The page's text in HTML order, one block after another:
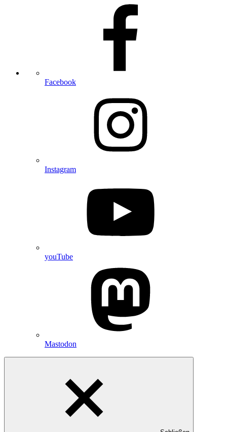
Facebook
Instagram
youTube
Mastodon